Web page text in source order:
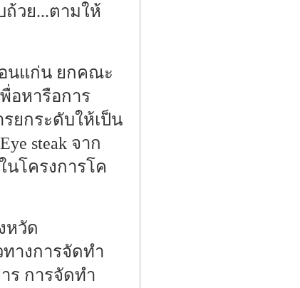
วย...ตามให้
นแก่น ยกคณะ
อหารือการ
ยกระดับให้เป็น
steak จาก
โครงการโค
หวัด
างการจัดทำ
ร การจัดทำ